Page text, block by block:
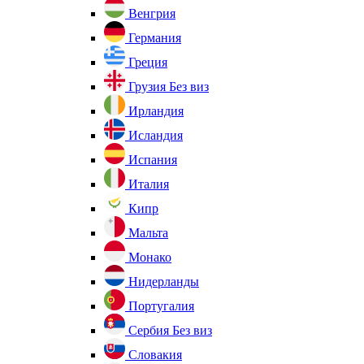
Венгрия
Германия
Греция
Грузия Без виз
Ирландия
Исландия
Испания
Италия
Кипр
Мальта
Монако
Нидерланды
Португалия
Сербия Без виз
Словакия